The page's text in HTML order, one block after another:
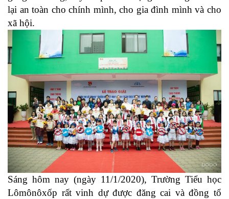
lại an toàn cho chính mình, cho gia đình mình và cho
xã hội.
Sáng hôm nay (ngày 11/1/2020), Trường Tiểu học
Lômônôxốp rất vinh dự được đăng cai và đồng tổ